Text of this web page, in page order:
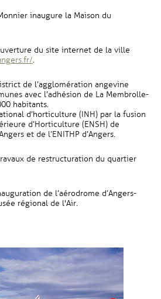
inaugure la Maison du
du site internet de la ville
.
de l’agglomération angevine
avec l’adhésion de La Membrolle-
habitants.
d’horticulture (INH) par la fusion
d’Horticulture (ENSH) de
et de l’ENITHP d’Angers.
de restructuration du quartier
de l’aérodrome d’Angers-
régional de l'Air.